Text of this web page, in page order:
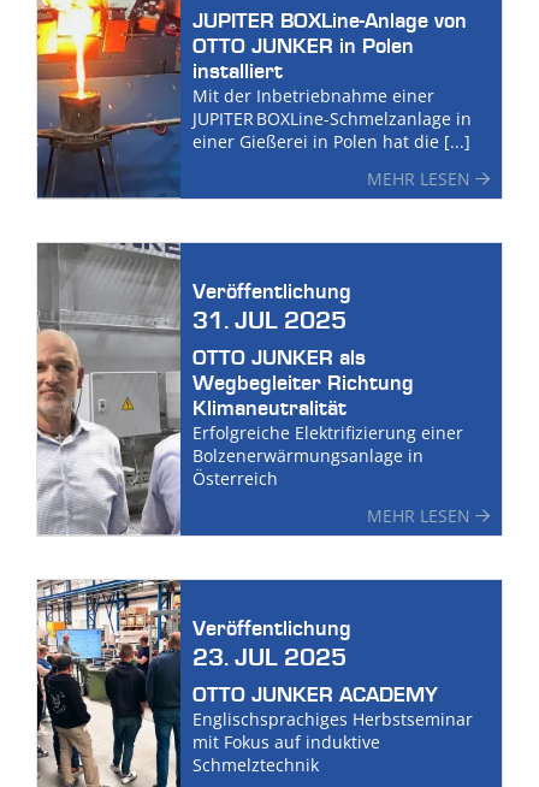
JUPITER BOXLine-Anlage von
OTTO JUNKER in Polen
installiert
Mit der Inbetriebnahme einer
JUPITER BOXLine-Schmelzanlage in
einer Gießerei in Polen hat die [...]
MEHR LESEN
Veröffentlichung
31. JUL 2025
OTTO JUNKER als
Wegbegleiter Richtung
Klimaneutralität
Erfolgreiche Elektrifizierung einer
Bolzenerwärmungsanlage in
Österreich
MEHR LESEN
Veröffentlichung
23. JUL 2025
OTTO JUNKER ACADEMY
Englischsprachiges Herbstseminar
mit Fokus auf induktive
Schmelztechnik